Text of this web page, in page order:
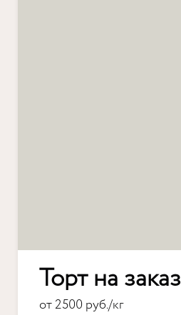
Торт на заказ
от 2500 руб./кг